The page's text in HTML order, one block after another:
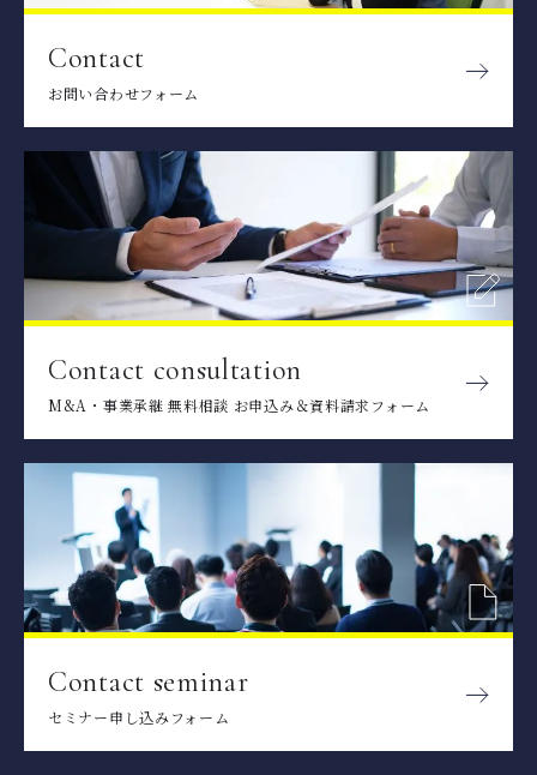
Contact
お問い合わせフォーム
Contact consultation
M&A・事業承継 無料相談 お申込み＆資料請求フォーム
Contact seminar
セミナー申し込みフォーム